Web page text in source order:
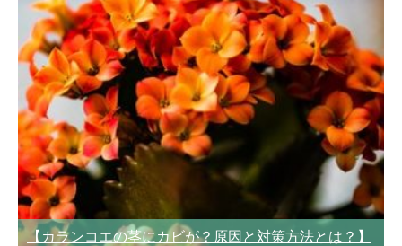
【カランコエの茎にカビが？原因と対策方法とは？】